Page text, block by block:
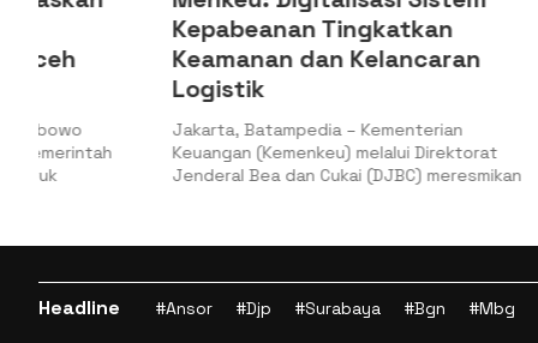
Kepabeanan Tingkatkan
Keamanan dan Kelancaran
Jakarta, Batampedia – Kementerian
Keuangan (Kemenkeu) melalui Direktorat
Jenderal Bea dan Cukai (DJBC) meresmikan
2025
Jakarta, 8/
(Raker)
Keuangan
Headline #Ansor #Djp #Surabaya #Bgn #Mbg